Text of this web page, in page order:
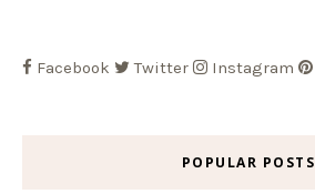
Facebook Twitter Instagram
POPULAR POSTS